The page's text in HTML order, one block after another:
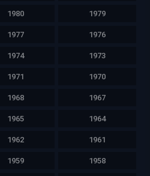
1980 1979
1977 1976
1974 1973
1971 1970
1968 1967
1965 1964
1962 1961
1959 1958